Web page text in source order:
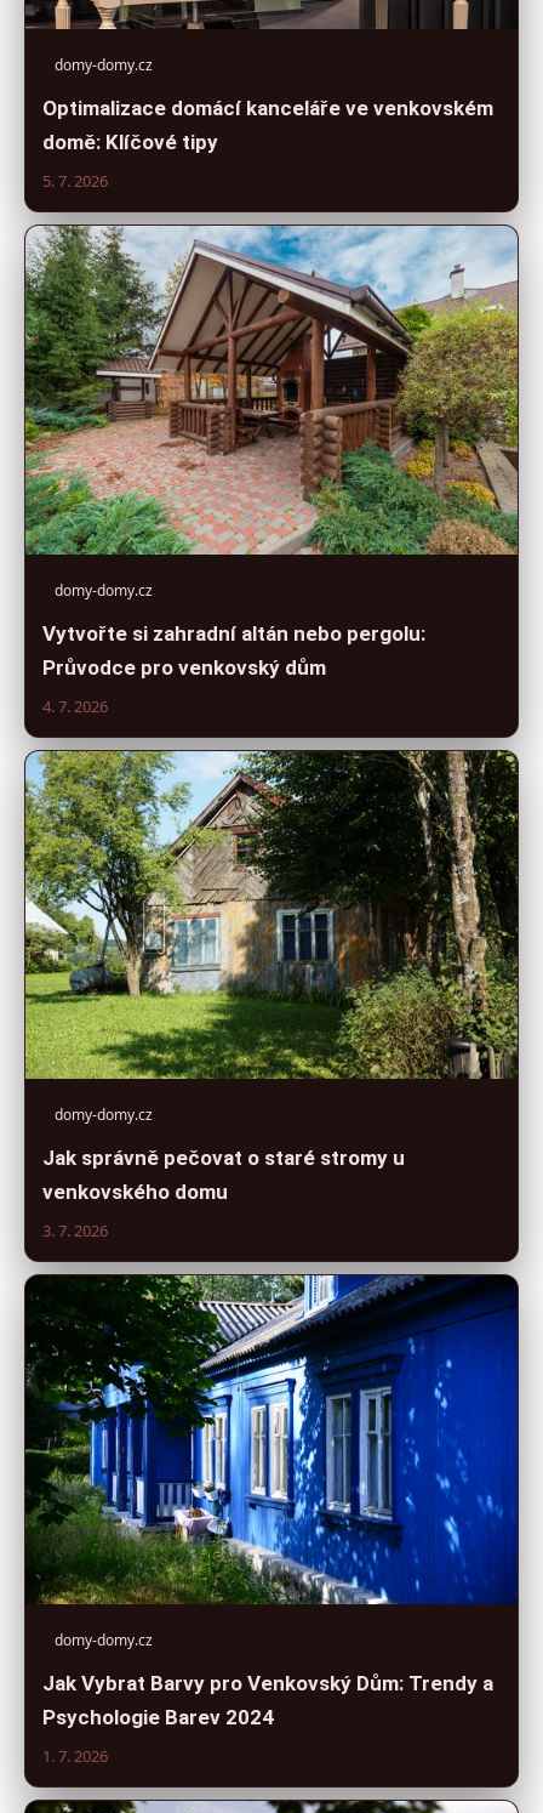
domy-domy.cz
Optimalizace domácí kanceláře ve venkovském
domě: Klíčové tipy
5. 7. 2026
domy-domy.cz
Vytvořte si zahradní altán nebo pergolu:
Průvodce pro venkovský dům
4. 7. 2026
domy-domy.cz
Jak správně pečovat o staré stromy u
venkovského domu
3. 7. 2026
domy-domy.cz
Jak Vybrat Barvy pro Venkovský Dům: Trendy a
Psychologie Barev 2024
1. 7. 2026